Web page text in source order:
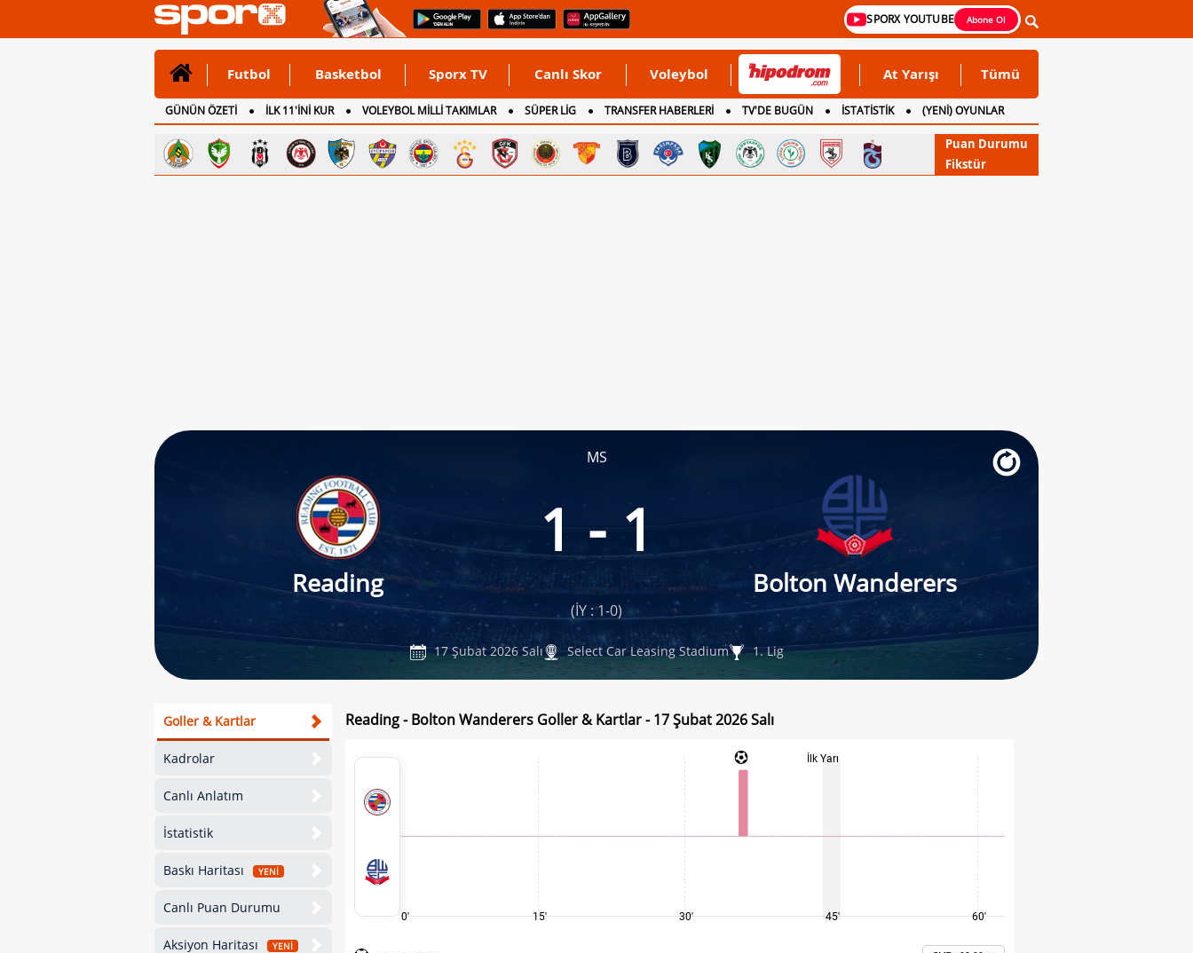
SPORX YOUTUBE Abone Ol
Futbol Basketbol Sporx TV Canlı Skor Voleybol At Yarışı Tümü
GÜNÜN ÖZETİ İLK 11'İNİ KUR VOLEYBOL MİLLİ TAKIMLAR SÜPER LİG TRANSFER HABERLERİ TV'DE BUGÜN İSTATİSTİK
(YENİ) OYUNLAR
CANLI ANLATIM
İNGİLTERE
Puan Durumu
Fikstür
MS
Reading
1 - 1
Bolton Wanderers
(İY : 1-0)
17 Şubat 2026 Salı Select Car Leasing Stadium 1. Lig
Goller & Kartlar
Kadrolar
Canlı Anlatım
İstatistik
Baskı Haritası YENİ
Canlı Puan Durumu
Aksiyon Haritası YENİ
Reading - Bolton Wanderers Goller & Kartlar - 17 Şubat 2026 Salı
0' 15' 30'
İlk Yarı
45' 60'